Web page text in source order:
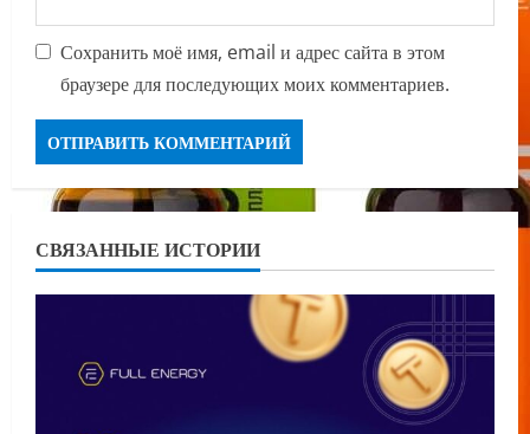
Сохранить моё имя, email и адрес сайта в этом
браузере для последующих моих комментариев.
СВЯЗАННЫЕ ИСТОРИИ